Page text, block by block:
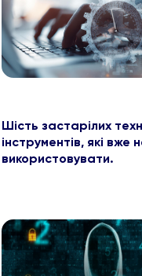
Шість застарілих
інструментів, які вже
використовувати.